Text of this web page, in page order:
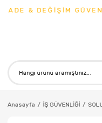
& DEĞİŞİM
Anasayfa İŞ GÜVENLİĞİ